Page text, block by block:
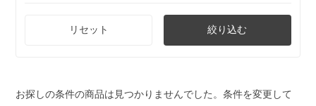
リセット 絞り込む
お探しの条件の商品は見つかりませんでした。条件を変更して